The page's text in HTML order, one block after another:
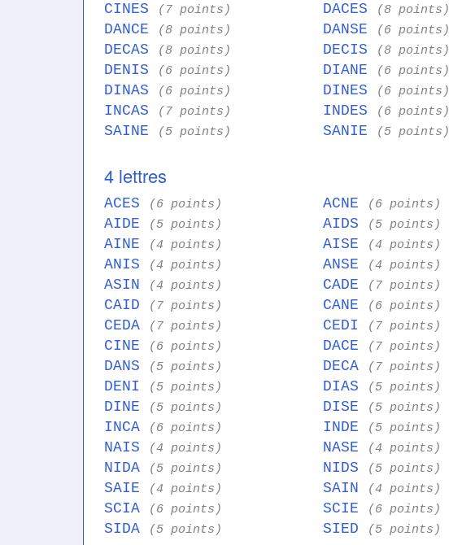
CINES (7 points) DACES (8 points)
DANCE (8 points) DANSE (6 points)
DECAS (8 points) DECIS (8 points)
DENIS (6 points) DIANE (6 points)
DINAS (6 points) DINES (6 points)
INCAS (7 points) INDES (6 points)
SAINE (5 points) SANIE (5 points)
4 lettres
ACES (6 points) ACNE (6 points)
AIDE (5 points) AIDS (5 points)
AINE (4 points) AISE (4 points)
ANIS (4 points) ANSE (4 points)
ASIN (4 points) CADE (7 points)
CAID (7 points) CANE (6 points)
CEDA (7 points) CEDI (7 points)
CINE (6 points) DACE (7 points)
DANS (5 points) DECA (7 points)
DENI (5 points) DIAS (5 points)
DINE (5 points) DISE (5 points)
INCA (6 points) INDE (5 points)
NAIS (4 points) NASE (4 points)
NIDA (5 points) NIDS (5 points)
SAIE (4 points) SAIN (4 points)
SCIA (6 points) SCIE (6 points)
SIDA (5 points) SIED (5 points)